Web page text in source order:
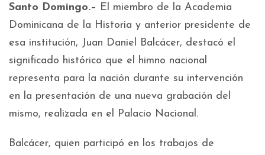
Santo Domingo.– El miembro de la Academia
Dominicana de la Historia y anterior presidente de
esa institución, Juan Daniel Balcácer, destacó el
significado histórico que el himno nacional
representa para la nación durante su intervención
en la presentación de una nueva grabación del
mismo, realizada en el Palacio Nacional.
Balcácer, quien participó en los trabajos de